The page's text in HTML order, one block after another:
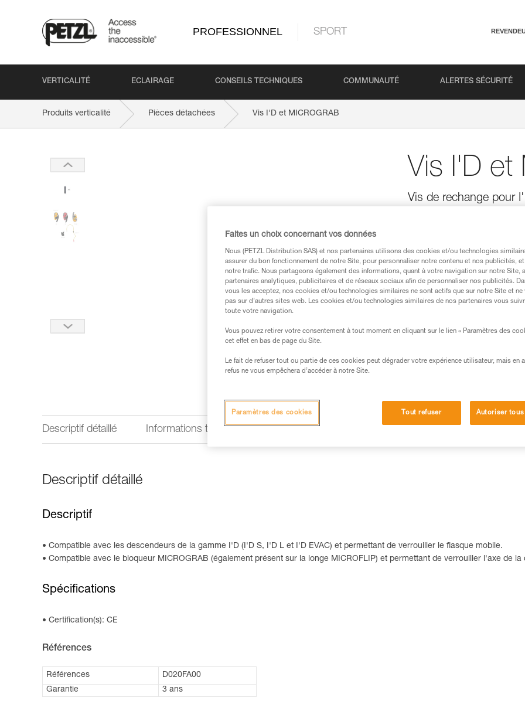
PROFESSIONNEL SPORT
VERTICALITÉ ECLAIRAGE CONSEILS TECHNIQUES COMMUNAUTÉ ALERTES SÉCURITÉ
Produits verticalité Pièces détachées Vis I'D et MICROGRAB
Vis I'D et
Vis de rechange pour
Vis de rechange pour les
Trouvez un revendeur
Descriptif détaillé Informations techniques Autres produits
Descriptif détaillé
Descriptif
Compatible avec les descendeurs de la gamme I'D (I'D S, I'D L et I'D EVAC) et permettant de verrouiller le flasque mobile.
Compatible avec le bloqueur MICROGRAB (également présent sur la longe MICROFLIP) et permettant de verrouiller l'axe de la
Spécifications
Certification(s): CE
Références
Références
D020FA00
Garantie
3 ans
Faites un choix concernant vos données
Nous (PETZL Distribution SAS) et nos partenaires utilisons des cookies et/ou technologies
assurer du bon fonctionnement de notre Site, pour personnaliser notre contenu et nos publicités,
notre trafic. Nous partageons également des informations, quant à votre navigation sur notre Site,
partenaires analytiques, publicitaires et de réseaux sociaux afin de personnaliser nos publicités.
vous les acceptez, nos cookies et/ou technologies similaires ne sont actifs que sur notre Site et ne
pas sur d’autres sites web. Les cookies et/ou technologies similaires de nos partenaires vous
toute votre navigation.
Vous pouvez retirer votre consentement à tout moment en cliquant sur le lien « Paramètres des
cet effet en bas de page du Site.
Le fait de refuser tout ou partie de ces cookies peut dégrader votre expérience utilisateur, mais en
refus ne vous empêchera d’accéder à notre Site.
Tout refuser Autoriser
Paramètres des cookies